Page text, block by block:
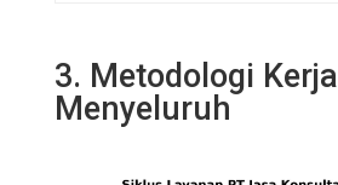
3. Metodologi Kerja
Menyeluruh